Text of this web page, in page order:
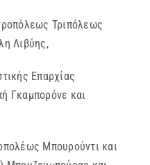
Τριπόλεως
Λιβύης,
Επαρχίας
Γκαμπορόνε και
Μπουρούντι και